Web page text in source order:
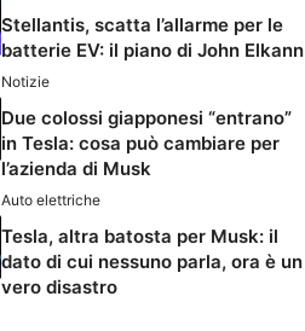
Stellantis, scatta l’allarme per le
batterie EV: il piano di John Elkann
Notizie
Due colossi giapponesi “entrano”
in Tesla: cosa può cambiare per
l’azienda di Musk
Auto elettriche
Tesla, altra batosta per Musk: il
dato di cui nessuno parla, ora è un
vero disastro